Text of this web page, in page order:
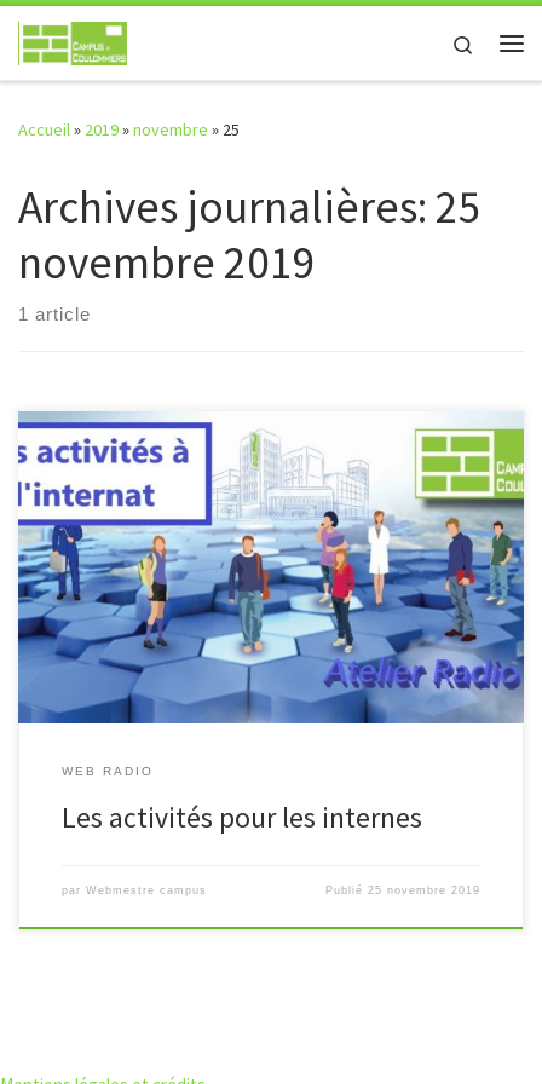
Passer au contenu
Search
Accueil» 2019»novembre » 25
Archives journalières: 25
novembre 2019
1 article
Découvrez les ateliers et activités accessibles aux élèves et
étudiants internes au campus à travers ce reportage réalisé dans le
cadre de l’atelier « Web Radio ». https://youtu.be/KjIWd7rzjII
WEB RADIO
Les activités pour les internes
par Webmestre campus Publié 25 novembre 2019